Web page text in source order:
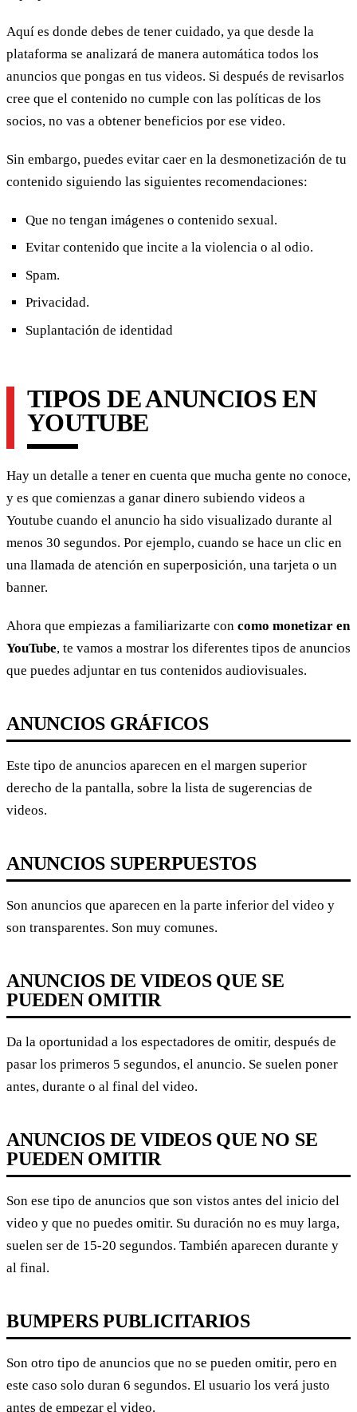
Aquí es donde debes de tener cuidado, ya que desde la
plataforma se analizará de manera automática todos los
anuncios que pongas en tus videos. Si después de revisarlos
cree que el contenido no cumple con las políticas de los
socios, no vas a obtener beneficios por ese video.
Sin embargo, puedes evitar caer en la desmonetización de tu
contenido siguiendo las siguientes recomendaciones:
Que no tengan imágenes o contenido sexual.
Evitar contenido que incite a la violencia o al odio.
Spam.
Privacidad.
Suplantación de identidad
TIPOS DE ANUNCIOS EN
YOUTUBE
Hay un detalle a tener en cuenta que mucha gente no conoce,
y es que comienzas a ganar dinero subiendo videos a
Youtube cuando el anuncio ha sido visualizado durante al
menos 30 segundos. Por ejemplo, cuando se hace un clic en
una llamada de atención en superposición, una tarjeta o un
banner.
Ahora que empiezas a familiarizarte con como monetizar en
YouTube, te vamos a mostrar los diferentes tipos de anuncios
que puedes adjuntar en tus contenidos audiovisuales.
ANUNCIOS GRÁFICOS
Este tipo de anuncios aparecen en el margen superior
derecho de la pantalla, sobre la lista de sugerencias de
videos.
ANUNCIOS SUPERPUESTOS
Son anuncios que aparecen en la parte inferior del video y
son transparentes. Son muy comunes.
ANUNCIOS DE VIDEOS QUE SE
PUEDEN OMITIR
Da la oportunidad a los espectadores de omitir, después de
pasar los primeros 5 segundos, el anuncio. Se suelen poner
antes, durante o al final del video.
ANUNCIOS DE VIDEOS QUE NO SE
PUEDEN OMITIR
Son ese tipo de anuncios que son vistos antes del inicio del
video y que no puedes omitir. Su duración no es muy larga,
suelen ser de 15-20 segundos. También aparecen durante y
al final.
BUMPERS PUBLICITARIOS
Son otro tipo de anuncios que no se pueden omitir, pero en
este caso solo duran 6 segundos. El usuario los verá justo
antes de empezar el video.